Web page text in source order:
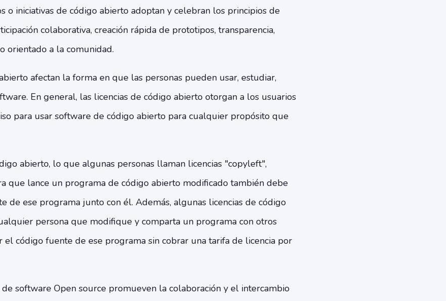
o iniciativas de código abierto adoptan y celebran los principios de
colaborativa, creación rápida de prototipos, transparencia,
orientado a la comunidad.
afectan la forma en que las personas pueden usar, estudiar,
En general, las licencias de código abierto otorgan a los usuarios
para usar software de código abierto para cualquier propósito que
abierto, lo que algunas personas llaman licencias "copyleft",
que lance un programa de código abierto modificado también debe
de ese programa junto con él. Además, algunas licencias de código
persona que modifique y comparta un programa con otros
código fuente de ese programa sin cobrar una tarifa de licencia por
de software Open source promueven la colaboración y el intercambio